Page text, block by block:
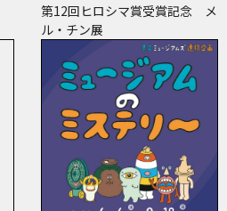
第12回ヒロシマ賞受賞記念 メ
ル・チン展